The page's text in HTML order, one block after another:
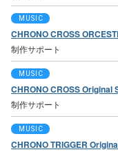
MUSIC
CHRONO CROSS
制作サポート
MUSIC
CHRONO CROSS
制作サポート
MUSIC
CHRONO TRIGGER